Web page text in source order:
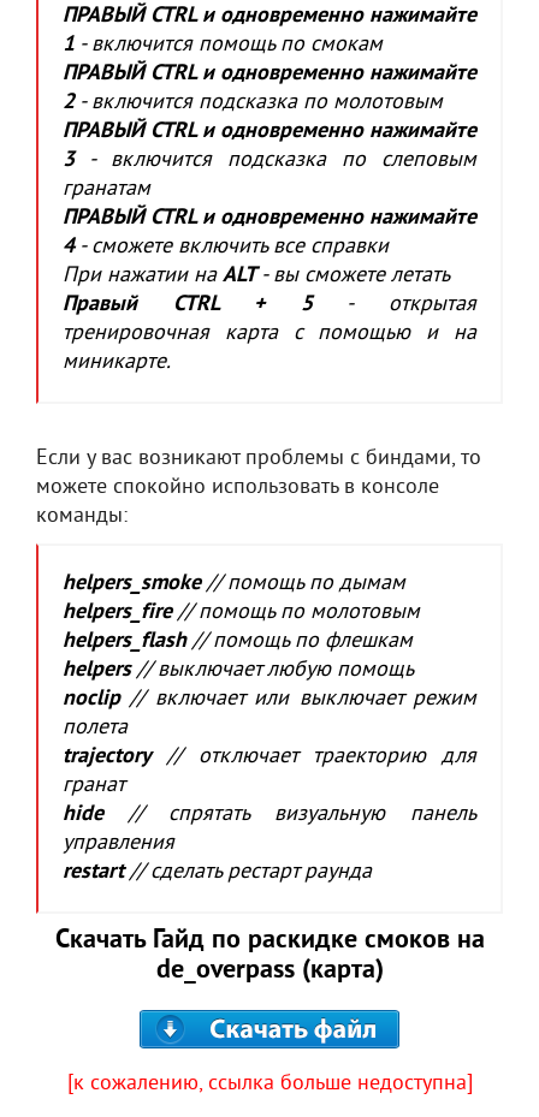
ПРАВЫЙ CTRL и одновременно нажимайте
1 - включится помощь по смокам
ПРАВЫЙ CTRL и одновременно нажимайте
2- включится подсказка по молотовым
ПРАВЫЙ CTRL и одновременно нажимайте
3- включится подсказка по слеповым
гранатам
ПРАВЫЙ CTRL и одновременно нажимайте
4- сможете включить все справки
При нажатии наALT- вы сможете летать
Правый CTRL + 5- открытая
тренировочная карта с помощью и на
миникарте.
Если у вас возникают проблемы с биндами, то
можете спокойно использовать в консоле
команды:
helpers_smoke// помощь по дымам
helpers_fire// помощь по молотовым
helpers_flash// помощь по флешкам
helpers// выключает любую помощь
noclip// включает или выключает режим
полета
trajectory// отключает траекторию для
гранат
hide// спрятать визуальную панель
управления
restart// сделать рестарт раунда
Скачать Гайд по раскидке смоков на
de_overpass (карта)
[к сожалению, ссылка больше недоступна]